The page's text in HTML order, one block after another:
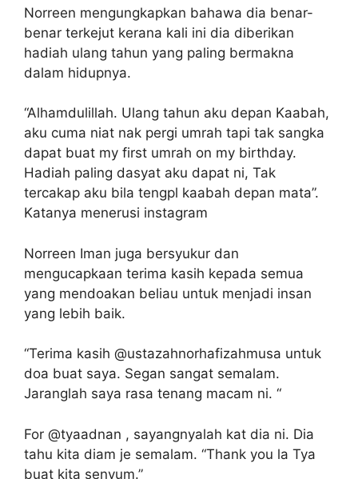
Norreen mengungkapkan bahawa dia benar-
benar terkejut kerana kali ini dia diberikan
hadiah ulang tahun yang paling bermakna
dalam hidupnya.
“Alhamdulillah. Ulang tahun aku depan Kaabah,
aku cuma niat nak pergi umrah tapi tak sangka
dapat buat my first umrah on my birthday.
Hadiah paling dasyat aku dapat ni, Tak
tercakap aku bila tengpl kaabah depan mata”.
Katanya menerusi instagram
Norreen Iman juga bersyukur dan
mengucapkaan terima kasih kepada semua
yang mendoakan beliau untuk menjadi insan
yang lebih baik.
“Terima kasih @ustazahnorhafizahmusa untuk
doa buat saya. Segan sangat semalam.
Jaranglah saya rasa tenang macam ni. “
For @tyaadnan , sayangnyalah kat dia ni. Dia
tahu kita diam je semalam. “Thank you la Tya
buat kita senyum.”